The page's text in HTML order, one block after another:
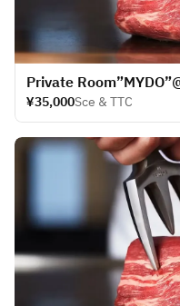
​Private
¥35,000Sce & TTC